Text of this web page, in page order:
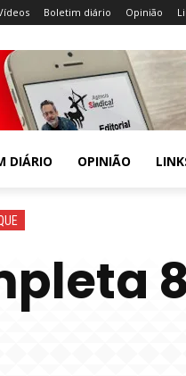
Boletim diário Opinião
DIÁRIO OPINIÃO